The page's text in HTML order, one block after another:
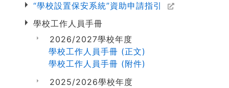
“學校設置保安系統”資助申請指引
學校工作人員手冊
2026/2027學校年度
學校工作人員手冊 (正文)
學校工作人員手冊 (附件)
2025/2026學校年度